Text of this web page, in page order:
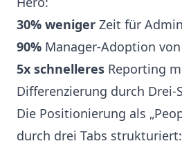
30% weniger Zeit für
90% Manager-Adoption von
5x schnelleres Reporting
Differenzierung durch Drei-
Die Positionierung als
durch drei Tabs strukturiert: